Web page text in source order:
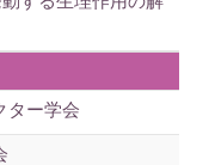
ター学会